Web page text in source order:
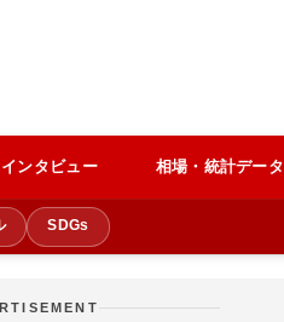
ンタビュー 相場・統計データ
SDGs